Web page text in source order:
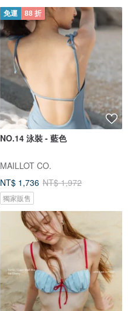
免運 88 折
NO.14 泳裝 - 藍色
MAILLOT CO.
NT$ 1,736 NT$ 1,972
獨家販售